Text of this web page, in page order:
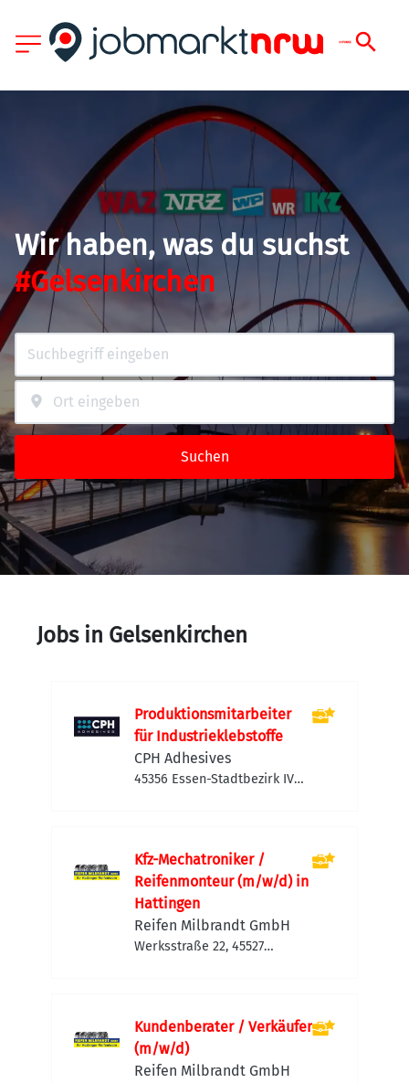
Wir haben, was du suchst
#Gelsenkirchen
Suchen
Jobs in Gelsenkirchen
Produktionsmitarbeiter
für Industrieklebstoffe
CPH Adhesives
45356 Essen-Stadtbezirk IV,
Kfz-Mechatroniker /
Reifenmonteur (m/w/d) in
Hattingen
Reifen Milbrandt GmbH
Werksstraße 22, 45527
Kundenberater / Verkäufer
(m/w/d)
Reifen Milbrandt GmbH